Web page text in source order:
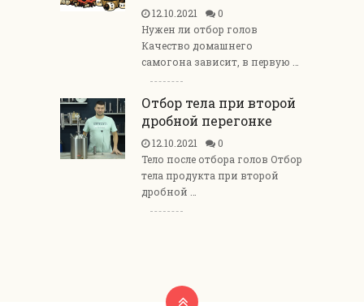
12.10.2021
0
Нужен ли отбор голов
Качество домашнего
самогона зависит, в первую …
Отбор тела при второй
дробной перегонке
12.10.2021
0
Тело после отбора голов Отбор
тела продукта при второй
дробной …